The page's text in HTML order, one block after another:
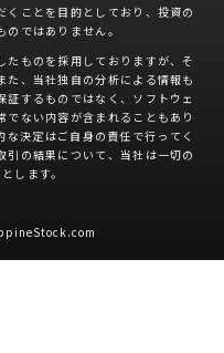
ことを目的としており、投資の
ではありません。
ものを採用しておりますが、そ
、当社独自の分析による情報も
するものではなく、ソフトウェ
ない内容が含まれることもあり
決定はご自身の責任で行ってく
の結果について、当社は一切の
します。